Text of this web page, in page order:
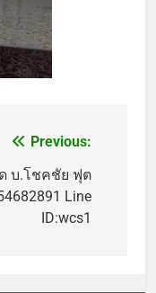
Previous:
บ.โชคชัย ฟุต
Line
ID:wcs1